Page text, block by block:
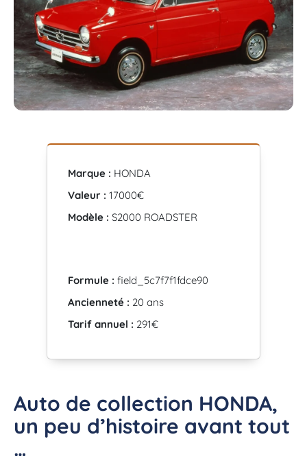
Marque : HONDA
Valeur : 17000€
Modèle : S2000 ROADSTER
Formule : field_5c7f7f1fdce90
Ancienneté : 20 ans
Tarif annuel : 291€
Auto de collection HONDA,
un peu d’histoire avant tout
…